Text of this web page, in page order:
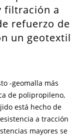
filtración a
refuerzo de
un geotextil
-geomalla más
de polipropileno,
está hecho de
a tracción
mayores se